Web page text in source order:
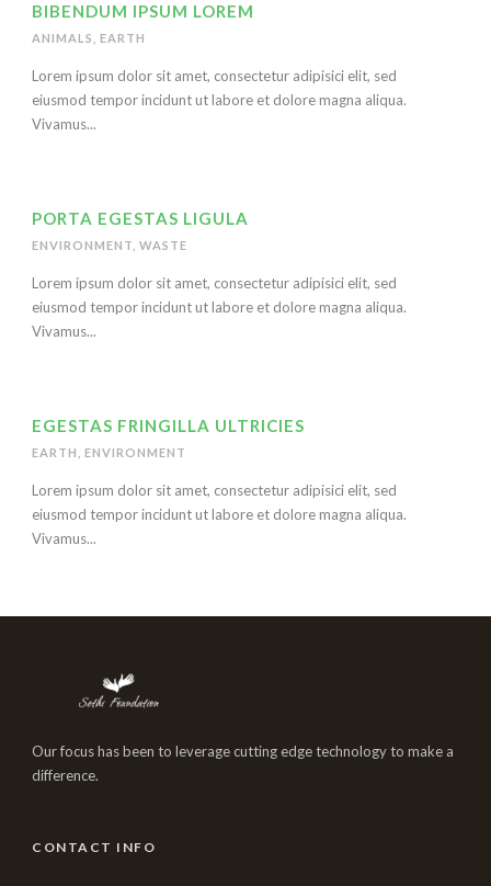
BIBENDUM IPSUM LOREM
ANIMALS EARTH
Lorem ipsum dolor sit amet, consectetur adipisici elit, sed
eiusmod tempor incidunt ut labore et dolore magna aliqua.
Vivamus...
PORTA EGESTAS LIGULA
ENVIRONMENT WASTE
Lorem ipsum dolor sit amet, consectetur adipisici elit, sed
eiusmod tempor incidunt ut labore et dolore magna aliqua.
Vivamus...
EGESTAS FRINGILLA ULTRICIES
EARTH ENVIRONMENT
Lorem ipsum dolor sit amet, consectetur adipisici elit, sed
eiusmod tempor incidunt ut labore et dolore magna aliqua.
Vivamus...
Our focus has been to leverage cutting edge technology to make a
difference.
CONTACT INFO